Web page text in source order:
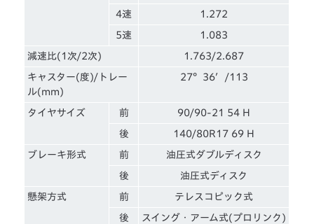
4速 1.272
5速 1.083
減速比(1次/2次) 1.763/2.687
キャスター(度)/トレー
ル(mm)
27°36′/113
タイヤサイズ 前 90/90-21 54 H
後 140/80R17 69 H
ブレーキ形式 前 油圧式ダブルディスク
後 油圧式ディスク
懸架方式 前 テレスコピック式
後 スイング・アーム式(プロリンク)